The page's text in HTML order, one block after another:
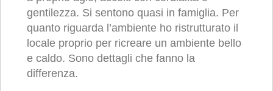
gentilezza. Si sentono quasi in famiglia. Per
quanto riguarda l’ambiente ho ristrutturato il
locale proprio per ricreare un ambiente bello
e caldo. Sono dettagli che fanno la
differenza.